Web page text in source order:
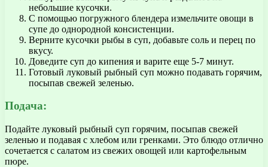
небольшие кусочки.
С помощью погружного блендера измельчите овощи в
супе до однородной консистенции.
Верните кусочки рыбы в суп, добавьте соль и перец по
вкусу.
Доведите суп до кипения и варите еще 5-7 минут.
Готовый луковый рыбный суп можно подавать горячим,
посыпав свежей зеленью.
Подача:
Подайте луковый рыбный суп горячим, посыпав свежей
зеленью и подавая с хлебом или гренками. Это блюдо отлично
сочетается с салатом из свежих овощей или картофельным
пюре.